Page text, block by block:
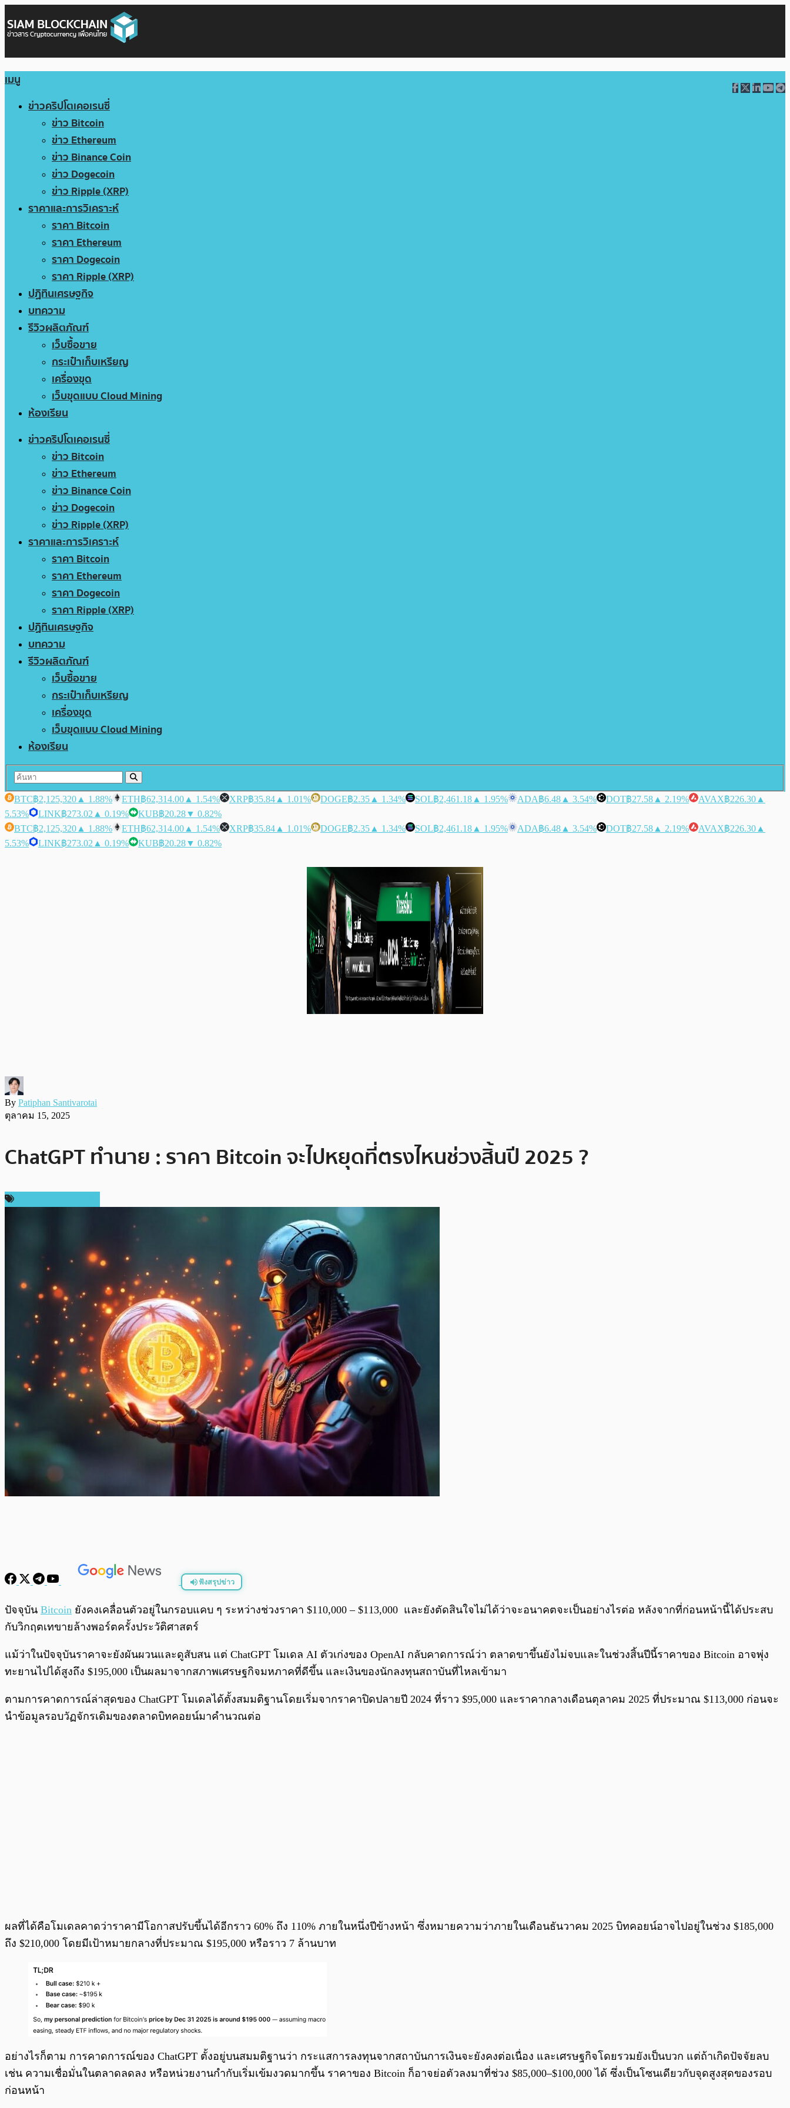
เมนู
ข่าวคริปโตเคอเรนซี่
ข่าว Bitcoin
ข่าว Ethereum
ข่าว Binance Coin
ข่าว Dogecoin
ข่าว Ripple (XRP)
ราคาและการวิเคราะห์
ราคา Bitcoin
ราคา Ethereum
ราคา Dogecoin
ราคา Ripple (XRP)
ปฏิทินเศรษฐกิจ
บทความ
รีวิวผลิตภัณฑ์
เว็บซื้อขาย
กระเป๋าเก็บเหรียญ
เครื่องขุด
เว็บขุดแบบ Cloud Mining
ห้องเรียน
ข่าวคริปโตเคอเรนซี่
ข่าว Bitcoin
ข่าว Ethereum
ข่าว Binance Coin
ข่าว Dogecoin
ข่าว Ripple (XRP)
ราคาและการวิเคราะห์
ราคา Bitcoin
ราคา Ethereum
ราคา Dogecoin
ราคา Ripple (XRP)
ปฏิทินเศรษฐกิจ
บทความ
รีวิวผลิตภัณฑ์
เว็บซื้อขาย
กระเป๋าเก็บเหรียญ
เครื่องขุด
เว็บขุดแบบ Cloud Mining
ห้องเรียน
BTC฿2,125,320 ▲ 1.88% ETH฿62,314.00 ▲ 1.54% XRP฿35.84 ▲ 1.01% DOGE฿2.35 ▲ 1.34% SOL฿2,461.18 ▲ 1.95% ADA฿6.48 ▲ 3.54% DOT฿27.58 ▲ 2.19% AVAX฿226.30 ▲
5.53%
LINK฿273.02 ▲ 0.19% KUB฿20.28▼ 0.82%
BTC฿2,125,320 ▲ 1.88% ETH฿62,314.00 ▲ 1.54% XRP฿35.84 ▲ 1.01% DOGE฿2.35 ▲ 1.34% SOL฿2,461.18 ▲ 1.95% ADA฿6.48 ▲ 3.54% DOT฿27.58 ▲ 2.19% AVAX฿226.30 ▲
5.53%
LINK฿273.02 ▲ 0.19% KUB฿20.28▼ 0.82%
By Patiphan Santivarotai
ตุลาคม 15, 2025
ChatGPT ทำนาย : ราคา Bitcoin จะไปหยุดที่ตรงไหนช่วงสิ้นปี 2025 ?
ฟังสรุปข่าว
พร้อมเล่น 0:00 /0:00
ปัจจุบัน Bitcoin ยังคงเคลื่อนตัวอยู่ในกรอบแคบ ๆ ระหว่างช่วงราคา $110,000 – $113,000 และยังตัดสินใจไม่ได้ว่าจะอนาคตจะเป็นอย่างไรต่อ หลังจากที่ก่อนหน้านี้ได้ประสบ
กับวิกฤตเทขายล้างพอร์ตครั้งประวัติศาสตร์
แม้ว่าในปัจจุบันราคาจะยังผันผวนและดูสับสน แต่ ChatGPT โมเดล AI ตัวเก่งของ OpenAI กลับคาดการณ์ว่า ตลาดขาขึ้นยังไม่จบและในช่วงสิ้นปีนี้ราคาของ Bitcoin อาจพุ่ง
ทะยานไปได้สูงถึง $195,000 เป็นผลมาจากสภาพเศรษฐกิจมหภาคที่ดีขึ้น และเงินของนักลงทุนสถาบันที่ไหลเข้ามา
ตามการคาดการณ์ล่าสุดของ ChatGPT โมเดลได้ตั้งสมมติฐานโดยเริ่มจากราคาปิดปลายปี 2024 ที่ราว $95,000 และราคากลางเดือนตุลาคม 2025 ที่ประมาณ $113,000 ก่อนจะ
นำข้อมูลรอบวัฏจักรเดิมของตลาดบิทคอยน์มาคำนวณต่อ
ผลที่ได้คือโมเดลคาดว่าราคามีโอกาสปรับขึ้นได้อีกราว 60% ถึง 110% ภายในหนึ่งปีข้างหน้า ซึ่งหมายความว่าภายในเดือนธันวาคม 2025 บิทคอยน์อาจไปอยู่ในช่วง $185,000
ถึง $210,000 โดยมีเป้าหมายกลางที่ประมาณ $195,000 หรือราว 7 ล้านบาท
อย่างไรก็ตาม การคาดการณ์ของ ChatGPT ตั้งอยู่บนสมมติฐานว่า กระแสการลงทุนจากสถาบันการเงินจะยังคงต่อเนื่อง และเศรษฐกิจโดยรวมยังเป็นบวก แต่ถ้าเกิดปัจจัยลบ
เช่น ความเชื่อมั่นในตลาดลดลง หรือหน่วยงานกำกับเริ่มเข้มงวดมากขึ้น ราคาของ Bitcoin ก็อาจย่อตัวลงมาที่ช่วง $85,000–$100,000 ได้ ซึ่งเป็นโซนเดียวกับจุดสูงสุดของรอบ
ก่อนหน้า